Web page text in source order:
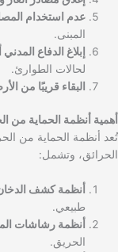
عدم استخدام
المبنى.
إبلاغ الدفاع
لحالات الطوارئ.
البقاء قريبًا من
أهمية أنظمة الحماية من
تُعد أنظمة الحماية من
الحرائق، وتشمل:
أنظمة كشف
طبيعي.
أنظمة رشاشات
الحريق.